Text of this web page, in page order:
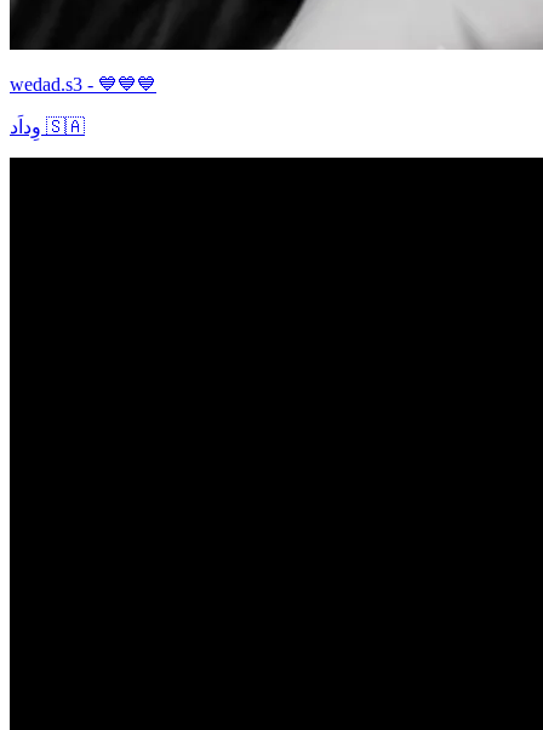
wedad.s3 - 💙💙💙
وِداَد 🇸🇦